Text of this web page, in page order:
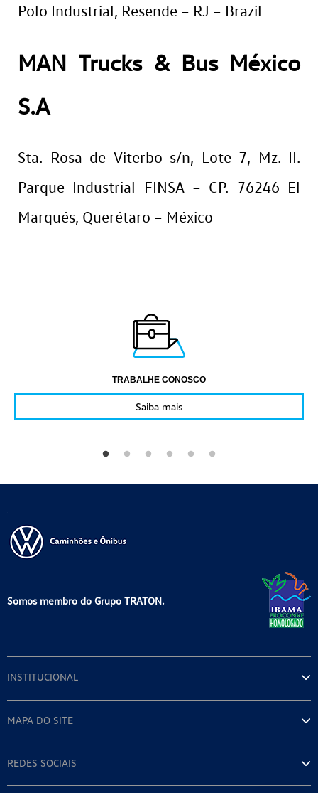
Polo Industrial, Resende – RJ – Brazil
MAN Trucks & Bus México
S.A
Sta. Rosa de Viterbo s/n, Lote 7, Mz. II.
Parque Industrial FINSA – CP. 76246 El
Marqués, Querétaro – México
TRABALHE CONOSCO
Saiba mais
Somos membro do Grupo TRATON.
INSTITUCIONAL
MAPA DO SITE
REDES SOCIAIS